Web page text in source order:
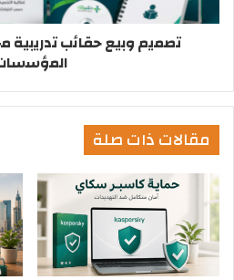
ﺗﺻﻣﯾم وﺑﯾﻊ ﺣﻘﺎﺋب
مقالات ذات صلة